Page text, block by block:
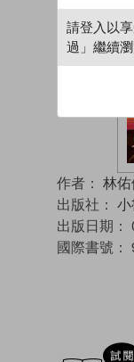
作者： 林佑
出版社：
出版日期：
國際書號：
請登入以
過」繼續瀏